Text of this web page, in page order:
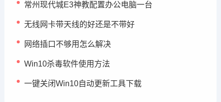
常州现代城E3神教配置办公电脑一台
无线网卡带天线的好还是不带好
网络插口不够用怎么解决
Win10杀毒软件使用方法
一键关闭Win10自动更新工具下载